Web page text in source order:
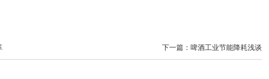
下一篇：啤酒工业节能降耗浅谈